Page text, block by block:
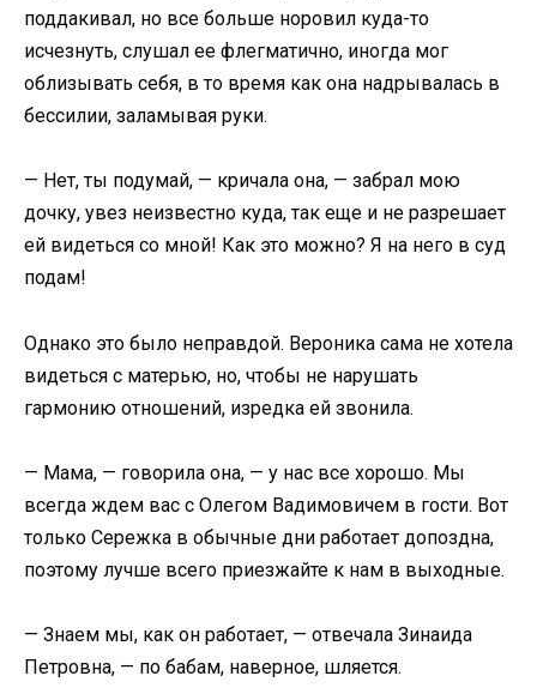
поддакивал, но все больше норовил куда-то
исчезнуть, слушал ее флегматично, иногда мог
облизывать себя, в то время как она надрывалась в
бессилии, заламывая руки.
— Нет, ты подумай, — кричала она, — забрал мою
дочку, увез неизвестно куда, так еще и не разрешает
ей видеться со мной! Как это можно? Я на него в суд
подам!
Однако это было неправдой. Вероника сама не хотела
видеться с матерью, но, чтобы не нарушать
гармонию отношений, изредка ей звонила.
— Мама, — говорила она, — у нас все хорошо. Мы
всегда ждем вас с Олегом Вадимовичем в гости. Вот
только Сережка в обычные дни работает допоздна,
поэтому лучше всего приезжайте к нам в выходные.
— Знаем мы, как он работает, — отвечала Зинаида
Петровна, — по бабам, наверное, шляется.